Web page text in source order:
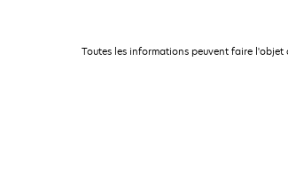
Toutes les informations peuvent faire l'objet